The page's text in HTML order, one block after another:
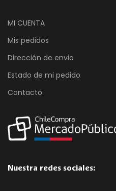
MI CUENTA
Mis pedidos
Dirección de envio
Estado de mi pedido
Contacto
Nuestra redes sociales: